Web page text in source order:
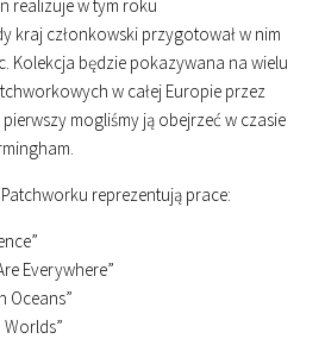
realizuje w tym roku
kraj członkowski przygotował w nim
Kolekcja będzie pokazywana na wielu
w całej Europie przez
mogliśmy ją obejrzeć w czasie
reprezentują prace:
Everywhere”
Oceans”